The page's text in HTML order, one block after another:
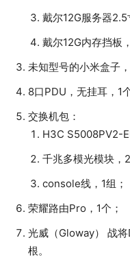
戴尔12G服务器2.5
戴尔12G内存挡板
未知型号的小米盒子
8口PDU，无挂耳，1
交换机包：
H3C S5008PV2-
千兆多模光模块，2
console线，1组；
荣耀路由Pro，1个；
光威（Gloway） 战
根。